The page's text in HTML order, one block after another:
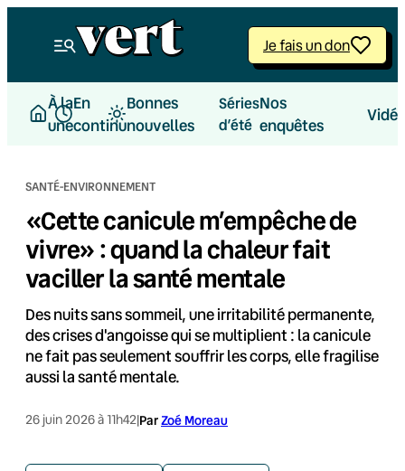
Je fais un don
À la
une
En
continu
Bonnes
nouvelles
Séries
d’été
Nos
enquêtes
SANTÉ-ENVIRONNEMENT
«Cette canicule m’empêche de
vivre» : quand la chaleur fait
vaciller la santé mentale
Des nuits sans sommeil, une irritabilité permanente,
des crises d'angoisse qui se multiplient : la canicule
ne fait pas seulement souffrir les corps, elle fragilise
aussi la santé mentale.
26 juin 2026 à 11h42|ParZoé Moreau